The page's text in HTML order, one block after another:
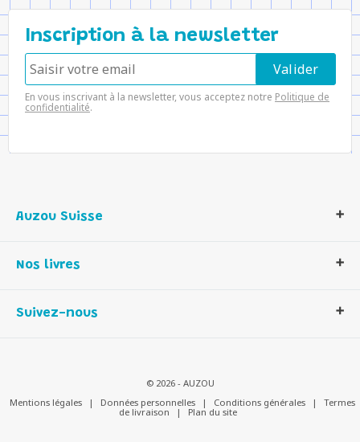
Inscription à la newsletter
En vous inscrivant à la newsletter, vous acceptez notre Politique de
confidentialité.
Auzou Suisse
Notre histoire
Contactez-nous
Nos livres
Livres enfants
Suivez-nous
© 2026 - AUZOU
Mentions légales
| Données personnelles | Conditions générales |
Termes
de livraison
| Plan du site